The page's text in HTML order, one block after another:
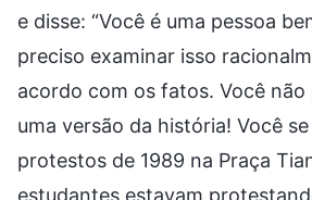
e disse: “Você é uma pessoa
preciso examinar isso
acordo com os fatos. Você não
uma versão da história! Você
protestos de 1989 na Praça
estudantes estavam